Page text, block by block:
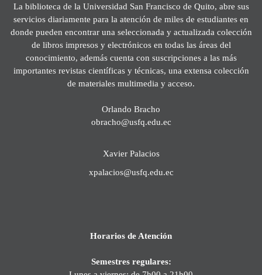
La biblioteca de la Universidad San Francisco de Quito, abre sus
servicios diariamente para la atención de miles de estudiantes en
donde pueden encontrar una seleccionada y actualizada colección
de libros impresos y electrónicos en todas las áreas del
conocimiento, además cuenta con suscripciones a las más
importantes revistas científicas y técnicas, una extensa colección
de materiales multimedia y acceso.
Orlando Bracho
obracho@usfq.edu.ec
Xavier Palacios
xpalacios@usfq.edu.ec
Horarios de Atención
Semestres regulares: